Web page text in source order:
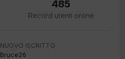
485
Record utenti online
NUOVO ISCRITTO
Bruce26